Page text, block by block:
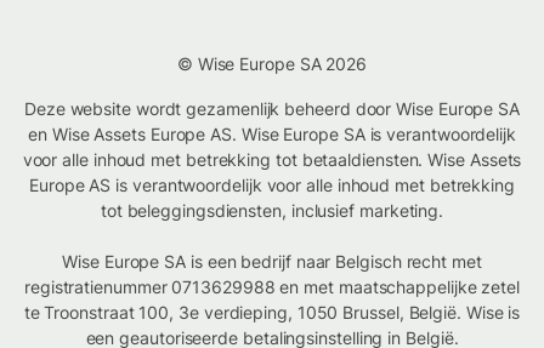
© Wise Europe SA 2026
Deze website wordt gezamenlijk beheerd door Wise Europe SA
en Wise Assets Europe AS. Wise Europe SA is verantwoordelijk
voor alle inhoud met betrekking tot betaaldiensten. Wise Assets
Europe AS is verantwoordelijk voor alle inhoud met betrekking
tot beleggingsdiensten, inclusief marketing.
Wise Europe SA is een bedrijf naar Belgisch recht met
registratienummer 0713629988 en met maatschappelijke zetel
te Troonstraat 100, 3e verdieping, 1050 Brussel, België. Wise is
een geautoriseerde betalingsinstelling in België.